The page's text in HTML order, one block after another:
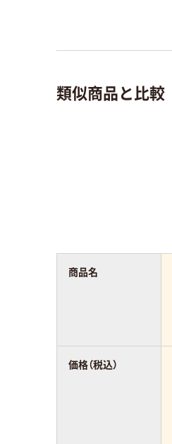
類似商品と比較
商品名
価格（税込）